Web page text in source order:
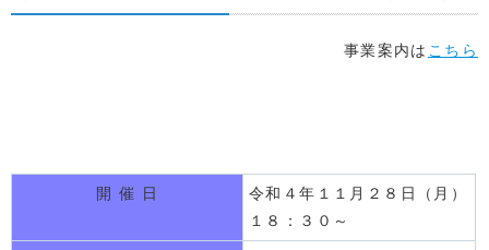
事業案内は こちら
開 催 日
令和４年１１月２８日（月）
１８：３０～